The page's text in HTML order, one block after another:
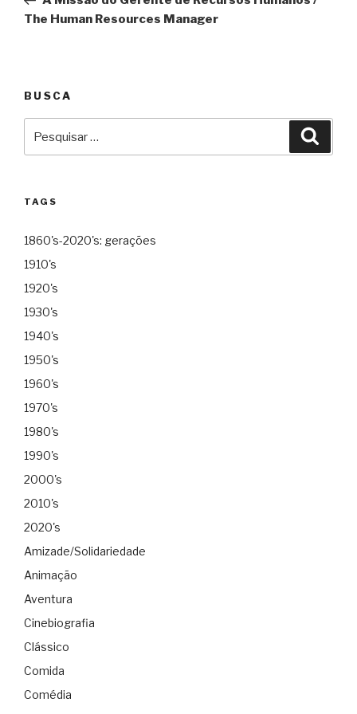
Post
The Human Resources Manager
BUSCA
TAGS
1860's-2020's: gerações
1910's
1920's
1930's
1940's
1950's
1960's
1970's
1980's
1990's
2000's
2010's
2020's
Amizade/Solidariedade
Animação
Aventura
Cinebiografia
Clássico
Comida
Comédia